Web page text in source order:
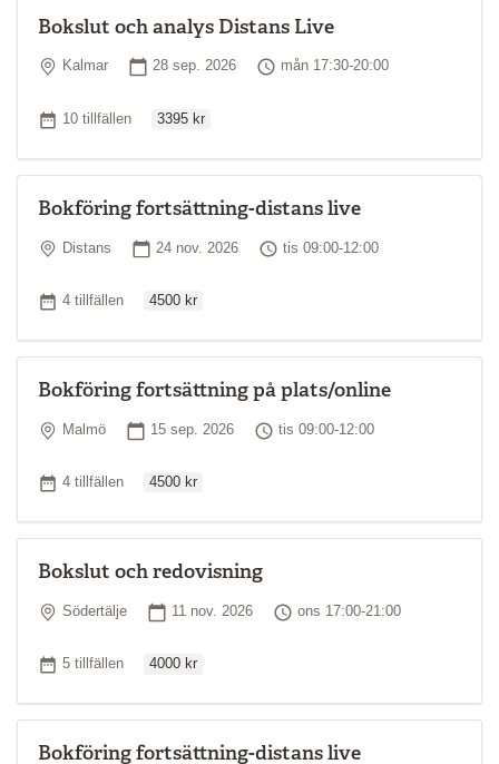
Bokslut och analys Distans Live
Plats
Kalmar Startdatum
28 sep. 2026 Tid
mån 17:30-20:00
Antal tillfällen
10 tillfällen 3395 kr
Bokföring fortsättning-distans live
Plats
Distans Startdatum
24 nov. 2026 Tid
tis 09:00-12:00
Antal tillfällen
4 tillfällen 4500 kr
Bokföring fortsättning på plats/online
Plats
Malmö Startdatum
15 sep. 2026 Tid
tis 09:00-12:00
Antal tillfällen
4 tillfällen 4500 kr
Bokslut och redovisning
Plats
Södertälje Startdatum
11 nov. 2026 Tid
ons 17:00-21:00
Antal tillfällen
5 tillfällen 4000 kr
Bokföring fortsättning-distans live